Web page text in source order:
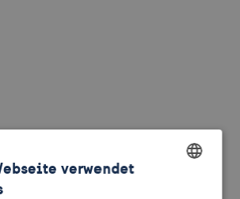
verwendet